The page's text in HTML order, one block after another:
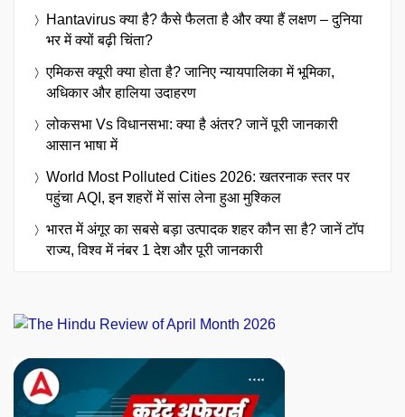
Hantavirus क्या है? कैसे फैलता है और क्या हैं लक्षण – दुनिया
भर में क्यों बढ़ी चिंता?
एमिकस क्यूरी क्या होता है? जानिए न्यायपालिका में भूमिका,
अधिकार और हालिया उदाहरण
लोकसभा Vs विधानसभा: क्या है अंतर? जानें पूरी जानकारी
आसान भाषा में
World Most Polluted Cities 2026: खतरनाक स्तर पर
पहुंचा AQI, इन शहरों में सांस लेना हुआ मुश्किल
भारत में अंगूर का सबसे बड़ा उत्पादक शहर कौन सा है? जानें टॉप
राज्य, विश्व में नंबर 1 देश और पूरी जानकारी